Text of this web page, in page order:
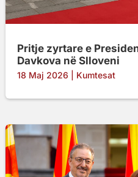
Pritje zyrtare e
Davkova në Slloveni
18 Maj 2026 Kumtesat